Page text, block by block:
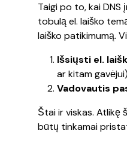
Taigi po to, kai
tobulą el. laiško
laiško patikimumą.
Išsiųsti el.
ar kitam
Vadovautis
Štai ir viskas. Atlikę
būtų tinkamai